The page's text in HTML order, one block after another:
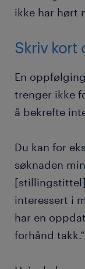
ikke har hørt
Skriv kort
En
trenger ikke
å bekrefte
Du kan for
søknaden
interessert i
har en
forhånd takk.”